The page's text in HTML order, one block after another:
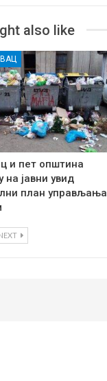
also like
и пет општина
на јавни увид
план управљања